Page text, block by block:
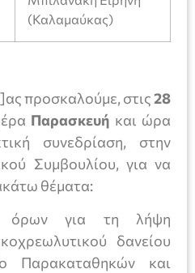
(Καλαμαύκας)
προσκαλούμε, στις28
Παρασκευή και ώρα
συνεδρίαση, στην
Συμβουλίου, για να
θέματα:
όρων για τη λήψη
δανείου
Παρακαταθηκών και